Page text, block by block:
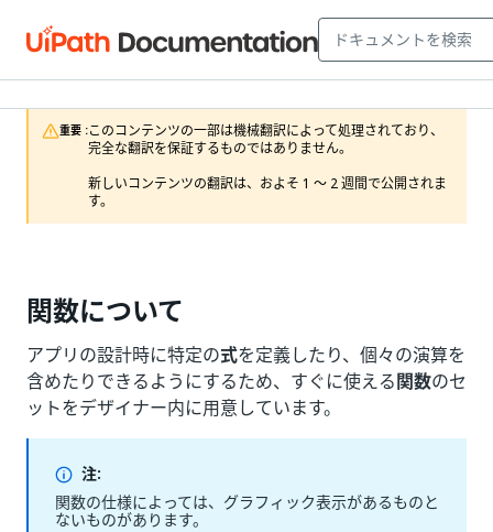
重要 :このコンテンツの一部は機械翻訳によって処理されており、
完全な翻訳を保証するものではありません。
新しいコンテンツの翻訳は、およそ 1 ～ 2 週間で公開されま
す。
関数について
アプリの設計時に特定の式を定義したり、個々の演算を
含めたりできるようにするため、すぐに使える関数のセ
ットをデザイナー内に用意しています。
注:
関数の仕様によっては、グラフィック表示があるものと
ないものがあります。